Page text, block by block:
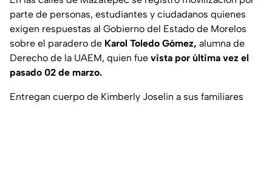
parte de personas, estudiantes y ciudadanos quienes
exigen respuestas al Gobierno del Estado de Morelos
sobre el paradero de Karol Toledo Gómez, alumna de
Derecho de la UAEM, quien fue vista por última vez el
pasado 02 de marzo.
Entregan cuerpo de Kimberly Joselin a sus familiares